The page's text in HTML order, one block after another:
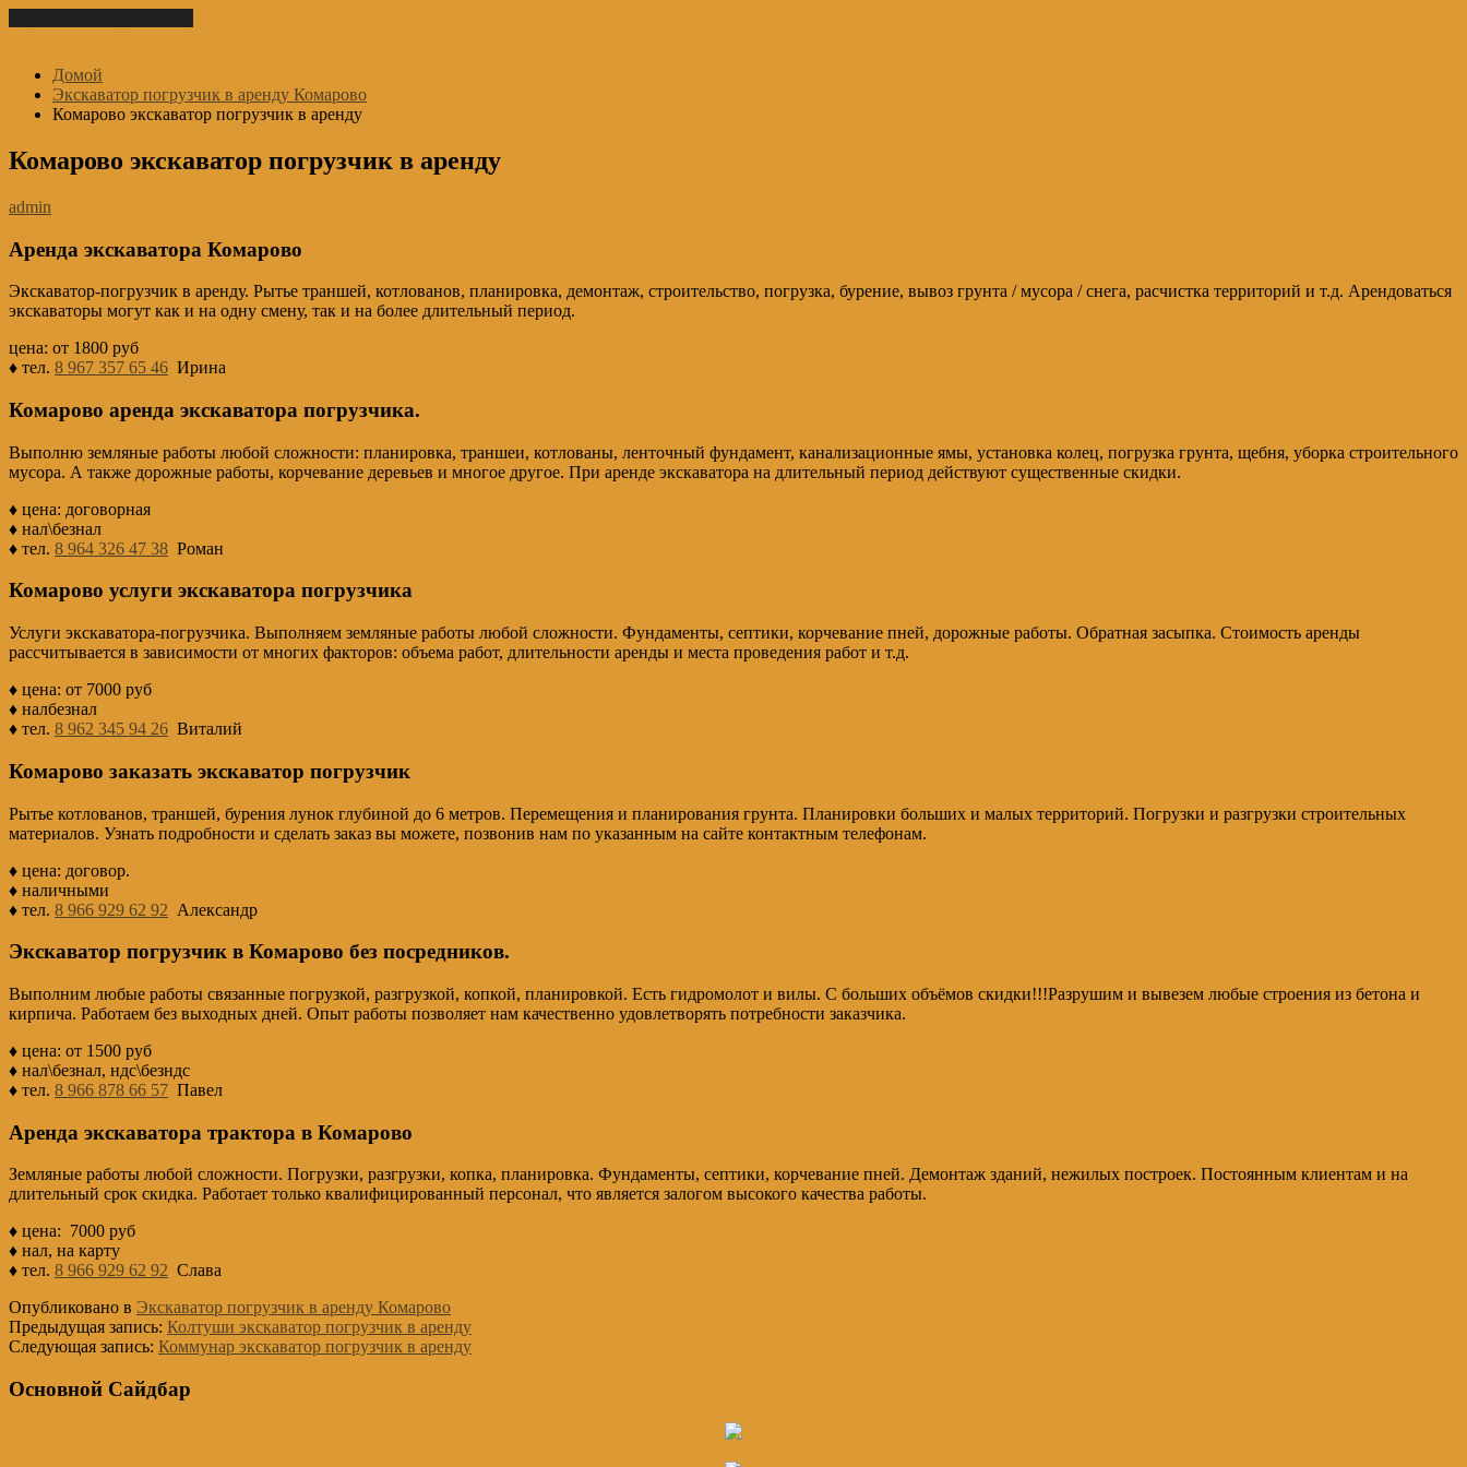
Домой
Экскаватор погрузчик в аренду Комарово
Комарово экскаватор погрузчик в аренду
Комарово экскаватор погрузчик в аренду
admin
Аренда экскаватора Комарово
Экскаватор-погрузчик в аренду. Рытье траншей, котлованов, планировка, демонтаж, строительство, погрузка, бурение, вывоз грунта / мусора / снега, расчистка территорий и т.д. Арендоваться
экскаваторы могут как и на одну смену, так и на более длительный период.
цена: от 1800 руб
♦ тел. 8 967 357 65 46 Ирина
Комарово аренда экскаватора погрузчика.
Выполню земляные работы любой сложности: планировка, траншеи, котлованы, ленточный фундамент, канализационные ямы, установка колец, погрузка грунта, щебня, уборка строительного
мусора. А также дорожные работы, корчевание деревьев и многое другое. При аренде экскаватора на длительный период действуют существенные скидки.
♦ цена: договорная
♦ нал\безнал
♦ тел. 8 964 326 47 38 Роман
Комарово услуги экскаватора погрузчика
Услуги экскаватора-погрузчика. Выполняем земляные работы любой сложности. Фундаменты, септики, корчевание пней, дорожные работы. Обратная засыпка. Стоимость аренды
рассчитывается в зависимости от многих факторов: объема работ, длительности аренды и места проведения работ и т.д.
♦ цена: от 7000 руб
♦ налбезнал
♦ тел. 8 962 345 94 26 Виталий
Комарово заказать экскаватор погрузчик
Рытье котлованов, траншей, бурения лунок глубиной до 6 метров. Перемещения и планирования грунта. Планировки больших и малых территорий. Погрузки и разгрузки строительных
материалов. Узнать подробности и сделать заказ вы можете, позвонив нам по указанным на сайте контактным телефонам.
♦ цена: договор.
♦ наличными
♦ тел. 8 966 929 62 92 Александр
Экскаватор погрузчик в Комарово без посредников.
Выполним любые работы связанные погрузкой, разгрузкой, копкой, планировкой. Есть гидромолот и вилы. С больших объёмов скидки!!!Разрушим и вывезем любые строения из бетона и
кирпича. Работаем без выходных дней. Опыт работы позволяет нам качественно удовлетворять потребности заказчика.
♦ цена: от 1500 руб
♦ нал\безнал, ндс\безндс
♦ тел. 8 966 878 66 57 Павел
Аренда экскаватора трактора в Комарово
Земляные работы любой сложности. Погрузки, разгрузки, копка, планировка. Фундаменты, септики, корчевание пней. Демонтаж зданий, нежилых построек. Постоянным клиентам и на
длительный срок скидка. Работает только квалифицированный персонал, что является залогом высокого качества работы.
♦ цена: 7000 руб
♦ нал, на карту
♦ тел. 8 966 929 62 92 Слава
Опубликовано в Экскаватор погрузчик в аренду Комарово
Предыдущая запись: Колтуши экскаватор погрузчик в аренду
Следующая запись: Коммунар экскаватор погрузчик в аренду
Основной Сайдбар